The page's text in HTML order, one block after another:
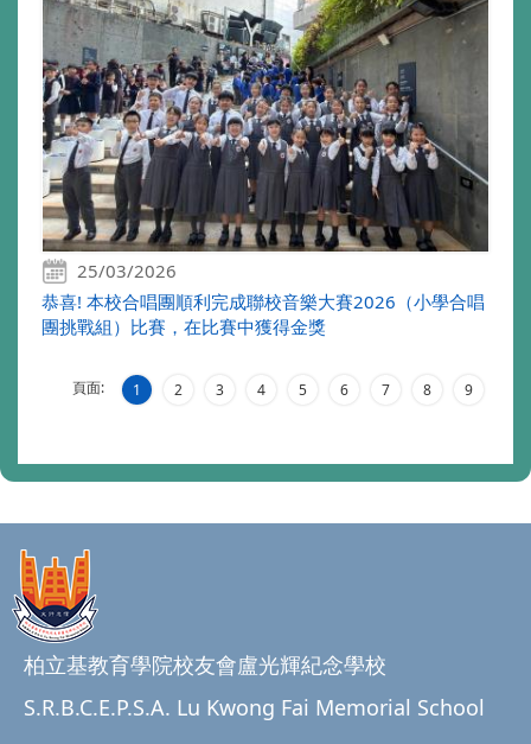
25/03/2026
恭喜! 本校合唱團順利完成聯校音樂大賽2026（小學合唱
團挑戰組）比賽，在比賽中獲得金獎
頁面: 1 2 3 4 5 6 7 8 9
柏立基教育學院校友會盧光輝紀念學校
S.R.B.C.E.P.S.A. Lu Kwong Fai Memorial School